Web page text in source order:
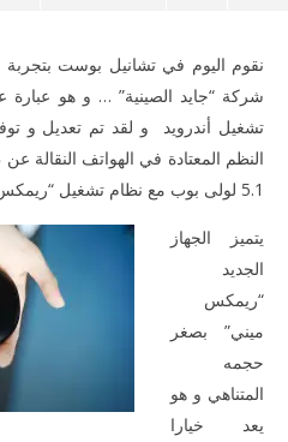
VIEWING
مراجعة : جهاز ريميكس ميني يجمع بين
November
23, 2016
المحرر
نقوم اليوم في تشانيل بوست
شركة “جايد الصينية” … و هو عبارة
تشغيل أندرويد و لقد تم تعديل و
النظم المعتادة في الهواتف النقالة
5.1 لولى بوب مع نظام تشغيل “ريمكس أو إس”.
يتميز الجهاز
الجديد
“ريمكس
ميني” بصغر
حجمه
المتناهي و هو
يعد خيارا